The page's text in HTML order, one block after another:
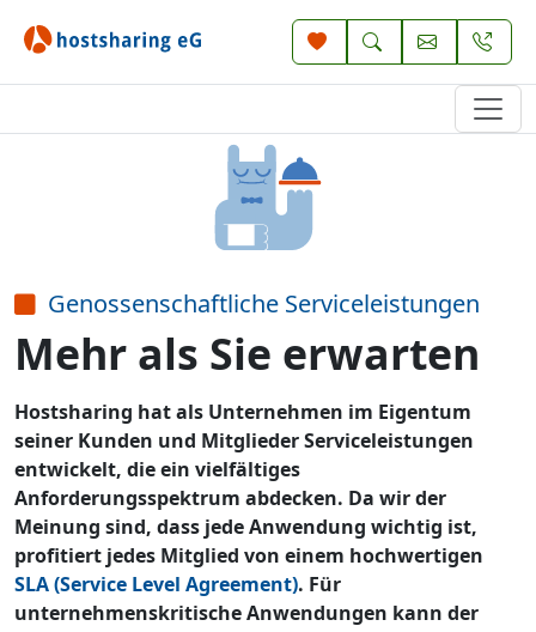
Genossenschaftliche Serviceleistungen
Mehr als Sie erwarten
Hostsharing hat als Unternehmen im Eigentum
seiner Kunden und Mitglieder Serviceleistungen
entwickelt, die ein vielfältiges
Anforderungsspektrum abdecken. Da wir der
Meinung sind, dass jede Anwendung wichtig ist,
profitiert jedes Mitglied von einem hochwertigen
SLA (Service Level Agreement). Für
unternehmenskritische Anwendungen kann der